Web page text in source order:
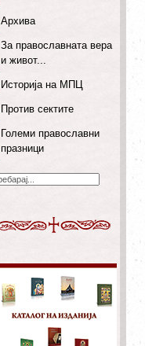
Архива
За православната вера
и живот...
Историја на МПЦ
Против сектите
Големи православни
празници